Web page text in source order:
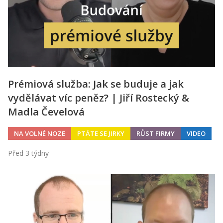
Prémiová služba: Jak se buduje a jak
vydělávat víc peněz? | Jiří Rostecký &
Madla Čevelová
NA VOLNÉ NOZE PTÁTE SE JIRKY RŮST FIRMY VIDEO
Před 3 týdny